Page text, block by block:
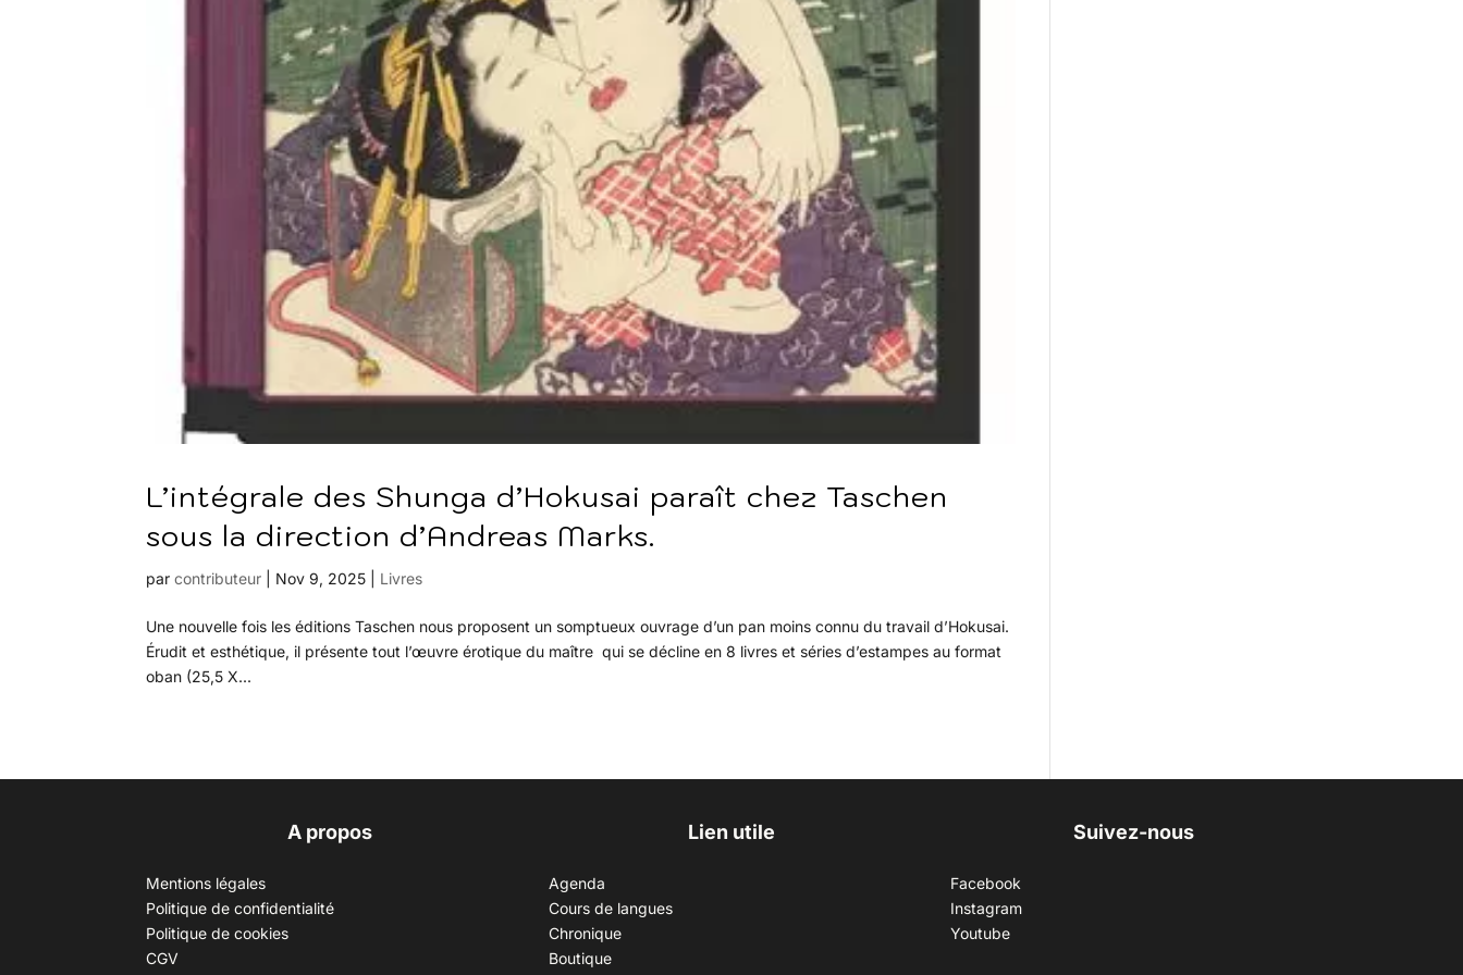
L’intégrale des Shunga d’Hokusai paraît chez Taschen
sous la direction d’Andreas Marks.
parcontributeur Nov 9, 2025 Livres
Une nouvelle fois les éditions Taschen nous proposent un somptueux ouvrage d’un pan moins connu du travail d’Hokusai.
Érudit et esthétique, il présente tout l’œuvre érotique du maître qui se décline en 8 livres et séries d’estampes au format
oban (25,5 X...
A propos
Mentions légales
Politique de confidentialité
Politique de cookies
CGV
Lien utile
Agenda
Cours de langues
Chronique
Boutique
Suivez-nous
Facebook
Instagram
Youtube